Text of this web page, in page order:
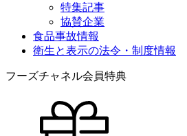
特集記事
協賛企業
食品事故情報
衛生と表示の法令・制度情報
フーズチャネル会員特典